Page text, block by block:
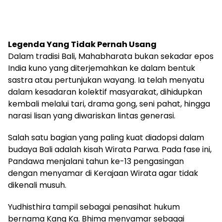
Legenda Yang Tidak Pernah Usang
Dalam tradisi Bali, Mahabharata bukan sekadar epos
India kuno yang diterjemahkan ke dalam bentuk
sastra atau pertunjukan wayang. Ia telah menyatu
dalam kesadaran kolektif masyarakat, dihidupkan
kembali melalui tari, drama gong, seni pahat, hingga
narasi lisan yang diwariskan lintas generasi.
Salah satu bagian yang paling kuat diadopsi dalam
budaya Bali adalah kisah Wirata Parwa. Pada fase ini,
Pandawa menjalani tahun ke-13 pengasingan
dengan menyamar di Kerajaan Wirata agar tidak
dikenali musuh.
Yudhisthira tampil sebagai penasihat hukum
bernama Kang Ka. Bhima menyamar sebagai